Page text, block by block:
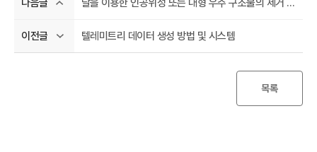
R
다음글
이전글 텔레미트리 데이터 생성 방법 및 시스템
목록